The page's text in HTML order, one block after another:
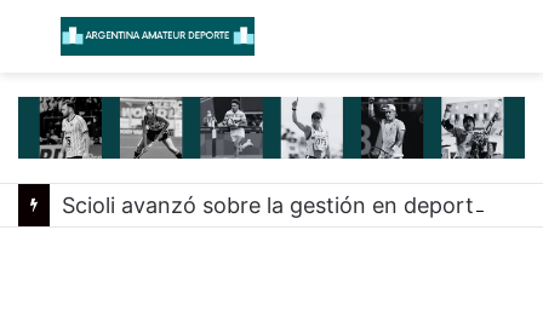
Menú
Scioli avanzó sobre la gestión en deportes con las federaciones nacionales